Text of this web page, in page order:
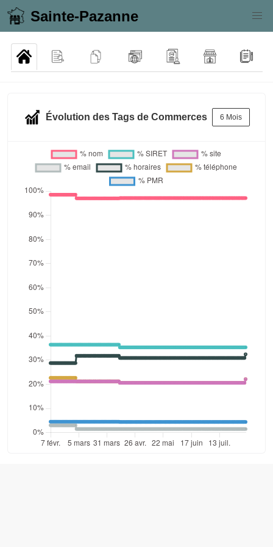
Sainte-Pazanne
Évolution des Tags de Commerces 6 Mois